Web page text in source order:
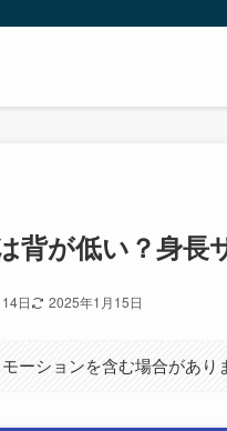
背が低い？身長
日 2025年1月15日
ーションを含む場合があり